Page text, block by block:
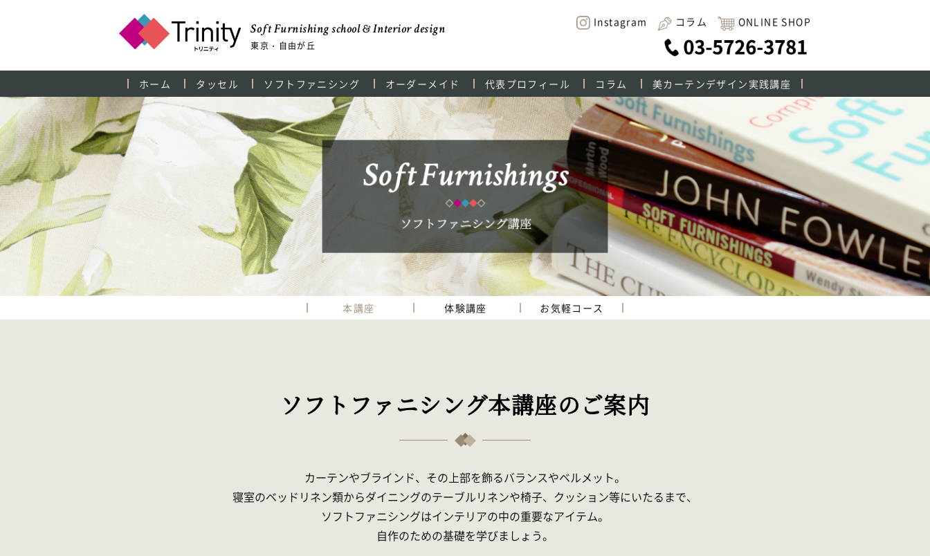
Soft Furnishing school & Interior design
東京・自由が丘
Instagram コラム ONLINE SHOP
ホーム タッセル ソフトファニシング オーダーメイド 代表プロフィール コラム 美カーテンデザイン実践講座
本講座 体験講座 お気軽コース
ソフトファニシング本講座のご案内
カーテンやブラインド、その上部を飾るバランスやベルメット。
寝室のベッドリネン類からダイニングのテーブルリネンや椅子、クッション等にいたるまで、
ソフトファニシングはインテリアの中の重要なアイテム。
自作のための基礎を学びましょう。